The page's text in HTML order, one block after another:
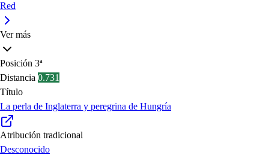
Red
Ver más
Posición 3ª
Distancia 0.731
Título
La perla de Inglaterra y peregrina de Hungría
Atribución tradicional
Desconocido